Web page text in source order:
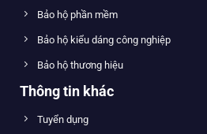
Bảo hộ phần mềm
Bảo hộ kiểu dáng công nghiệp
Bảo hộ thương hiệu
Thông tin khác
Tuyển dụng